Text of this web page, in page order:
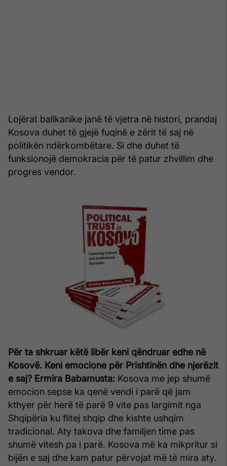
Lojërat ballkanike janë të vjetra në histori, prandaj
Kosova duhet të gjejë fuqinë e zërit të saj në
politikën ndërkombëtare. Si dhe duhet të
funksionojë demokracia për të patur zhvillim dhe
progres vendor.
Për ta shkruar këtë libër keni qëndruar edhe në
Kosovë. Keni emocione për Prishtinën dhe njerëzit
e saj? Ermira Babamusta: Kosova me jep shumë
emocion sepse ka qenë vendi i parë që jam
kthyer për herë të parë 9 vite pas largimit nga
Shqipëria ku flitej shqip dhe kishte ushqim
tradicional. Aty takova dhe familjen time pas
shumë vitesh pa i parë. Kosova më ka mikpritur si
bijën e saj dhe kam patur përvojat më të mira aty.